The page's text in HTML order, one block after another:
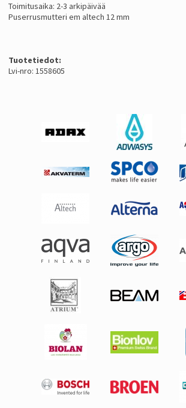
Toimitusaika: 2-3 arkipäivää
Puserrusmutteri em altech 12 mm
Tuotetiedot:
Lvi-nro: 1558605